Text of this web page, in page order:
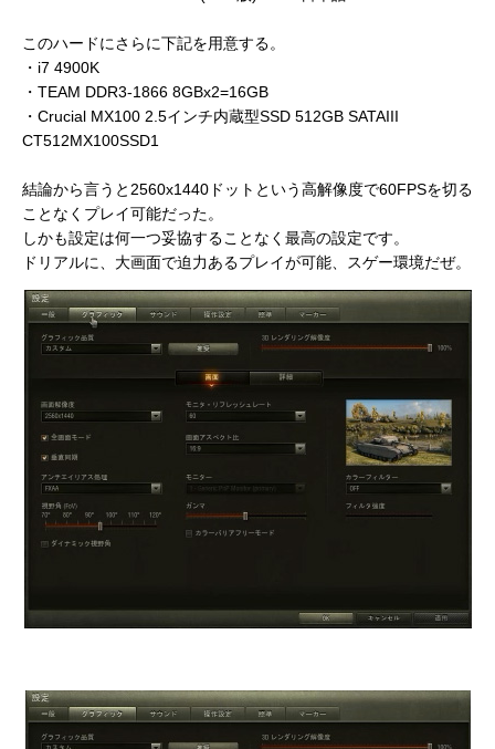
このハードにさらに下記を用意する。
・i7 4900K
・TEAM DDR3-1866 8GBx2=16GB
・Crucial MX100 2.5インチ内蔵型SSD 512GB SATAIII
CT512MX100SSD1
結論から言うと2560x1440ドットという高解像度で60FPSを切る
ことなくプレイ可能だった。
しかも設定は何一つ妥協することなく最高の設定です。
ドリアルに、大画面で迫力あるプレイが可能、スゲー環境だぜ。